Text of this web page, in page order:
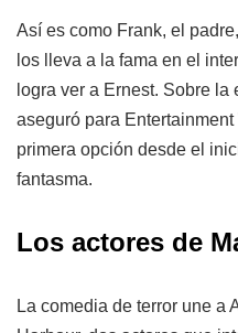
Así es como Frank, el
los lleva a la fama en el
logra ver a Ernest. Sobre
aseguró para
primera opción desde el
fantasma.
Los actores de
La comedia de terror une a